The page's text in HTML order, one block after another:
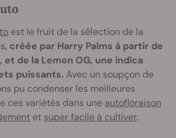
est le fruit de la sélection de la
créée par Harry Palms à partir de
et de la Lemon OG, une indica
puissants. Avec un soupçon de
pu condenser les meilleures
ces variétés dans une autofloraison
et super facile à cultiver.